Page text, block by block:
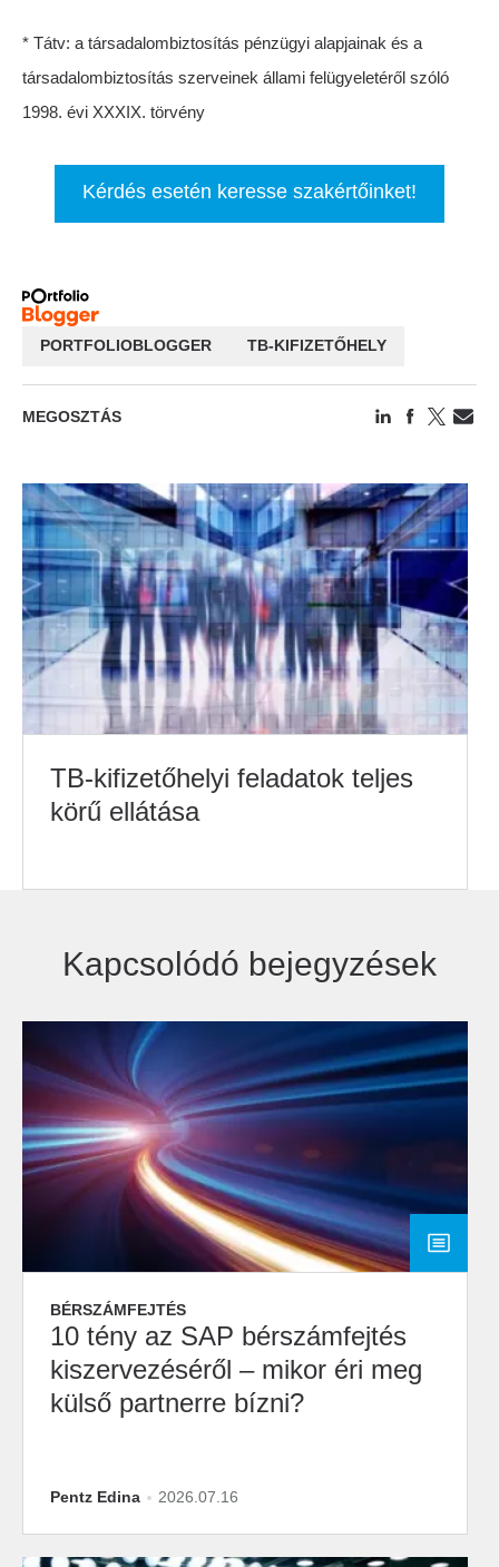
* Tátv: a társadalombiztosítás pénzügyi alapjainak és a
társadalombiztosítás szerveinek állami felügyeletéről szóló
1998. évi XXXIX. törvény
Kérdés esetén keresse szakértőinket!
PORTFOLIOBLOGGER TB-KIFIZETŐHELY
MEGOSZTÁS
TB-kifizetőhelyi feladatok teljes
körű ellátása
Kapcsolódó bejegyzések
BÉRSZÁMFEJTÉS
10 tény az SAP bérszámfejtés
kiszervezéséről – mikor éri meg
külső partnerre bízni?
Pentz Edina 2026.07.16